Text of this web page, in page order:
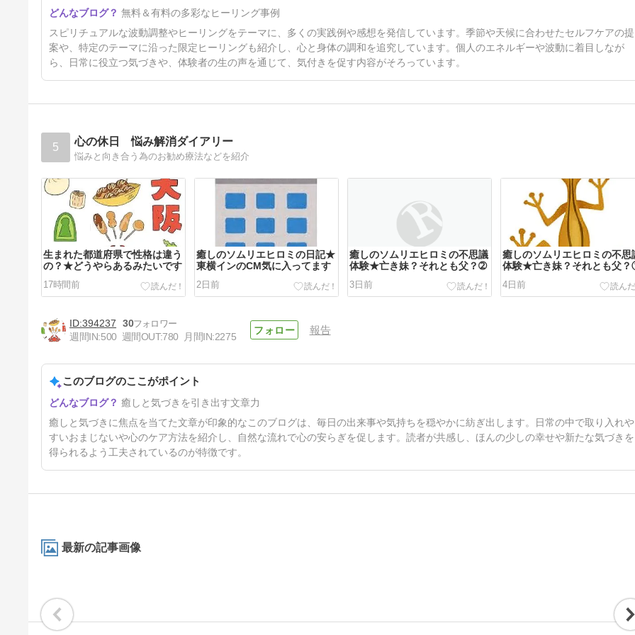
サクラ・クラウン
8日前
無料＆有料の多彩なヒーリング事例
スピリチュアルな波動調整やヒーリングをテーマに、多くの実践例や感想を発信しています。季節や天候に合わせたセルフケアの提
案や、特定のテーマに沿った限定ヒーリングも紹介し、心と身体の調和を追究しています。個人のエネルギーや波動に着目しなが
ら、日常に役立つ気づきや、体験者の生の声を通じて、気付きを促す内容がそろっています。
5 心の休日 悩み解消ダイアリー
悩みと向き合う為のお勧め療法などを紹介
生まれた都道府県で性格は違う
の？★どうやらあるみたいです
17時間前
癒しのソムリエヒロミの日記★
東横インのCM気に入ってます
2日前
癒しのソムリエヒロミの不思議
体験★亡き妹？それとも父？➁
3日前
癒しのソムリエヒロミの不思
体験★亡き妹？それとも父
4日前
数字は時にあなたへのメッセー
ジです★エンジェルナンバー
5日前
394237
30
週間IN:500 週間OUT:780 月間IN:2275
報告
このブログのここがポイント
癒しと気づきを引き出す文章力
癒しと気づきに焦点を当てた文章が印象的なこのブログは、毎日の出来事や気持ちを穏やかに紡ぎ出します。日常の中で取り入れや
すいおまじないや心のケア方法を紹介し、自然な流れで心の安らぎを促します。読者が共感し、ほんの少しの幸せや新たな気づきを
得られるよう工夫されているのが特徴です。
最新の記事画像